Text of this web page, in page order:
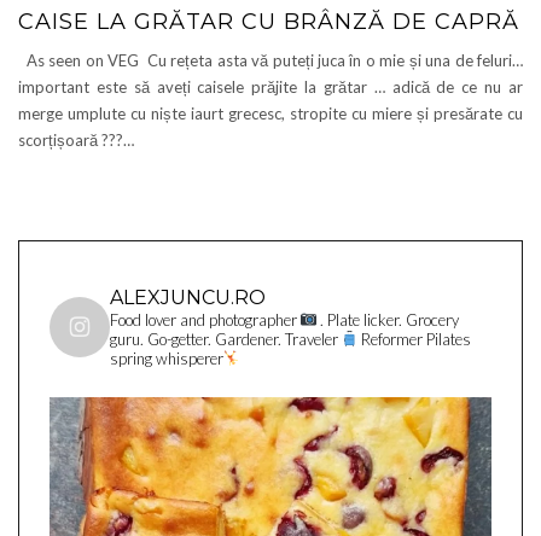
CAISE LA GRĂTAR CU BRÂNZĂ DE CAPRĂ
As seen on VEG Cu rețeta asta vă puteți juca în o mie și una de feluri…
important este să aveți caisele prăjite la grătar … adică de ce nu ar
merge umplute cu niște iaurt grecesc, stropite cu miere și presărate cu
scorțișoară ???…
ALEXJUNCU.RO
Food lover and photographer
. Plate licker. Grocery
guru. Go-getter. Gardener. Traveler
Reformer Pilates
spring whisperer